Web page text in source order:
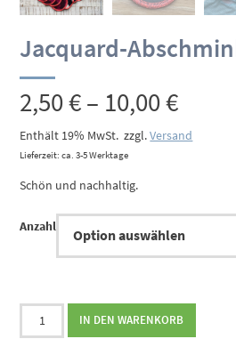
Jacquard-
2,50€– 10,00€
2,50 €
Enthält 19% MwSt. zzgl.Versand
Lieferzeit: ca. 3-5 Werktage
Schön und nachhaltig.
Anzahl
Jacquard-
Abschminkpad
IN DEN WARENKORB